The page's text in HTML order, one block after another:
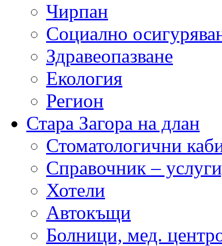
Чирпан
Социално
Здравеопазване
Екология
Регион
Стара Загора на длан
Стоматологични
Справочник –
Хотели
Автокъщи
Болници, мед.